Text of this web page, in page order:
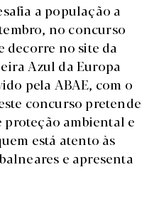
a população a
no concurso
decorre no site da
Azul da Europa
pela ABAE, com o
concurso pretende
proteção ambiental e
está atento às
e apresenta